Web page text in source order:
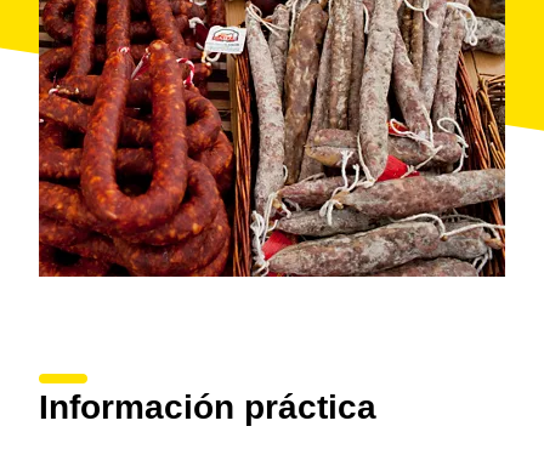
Información práctica